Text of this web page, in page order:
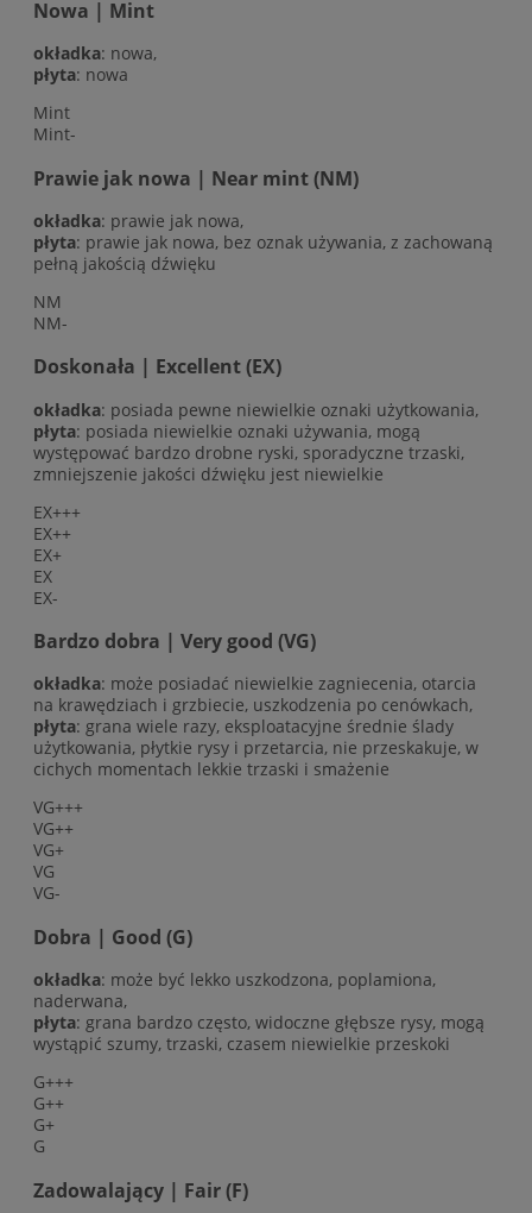
Nowa | Mint
okładka: nowa,
płyta: nowa
Mint
Mint-
Prawie jak nowa | Near mint (NM)
okładka: prawie jak nowa,
płyta: prawie jak nowa, bez oznak używania, z zachowaną
pełną jakością dźwięku
NM
NM-
Doskonała | Excellent (EX)
okładka: posiada pewne niewielkie oznaki użytkowania,
płyta: posiada niewielkie oznaki używania, mogą
występować bardzo drobne ryski, sporadyczne trzaski,
zmniejszenie jakości dźwięku jest niewielkie
EX+++
EX++
EX+
EX
EX-
Bardzo dobra | Very good (VG)
okładka: może posiadać niewielkie zagniecenia, otarcia
na krawędziach i grzbiecie, uszkodzenia po cenówkach,
płyta: grana wiele razy, eksploatacyjne średnie ślady
użytkowania, płytkie rysy i przetarcia, nie przeskakuje, w
cichych momentach lekkie trzaski i smażenie
VG+++
VG++
VG+
VG
VG-
Dobra | Good (G)
okładka: może być lekko uszkodzona, poplamiona,
naderwana,
płyta: grana bardzo często, widoczne głębsze rysy, mogą
wystąpić szumy, trzaski, czasem niewielkie przeskoki
G+++
G++
G+
G
Zadowalający | Fair (F)